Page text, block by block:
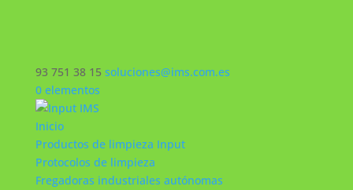
93 751 38 15 soluciones@ims.com.es
0 elementos
Inicio
Productos de limpieza Input
Protocolos de limpieza
Fregadoras industriales autónomas